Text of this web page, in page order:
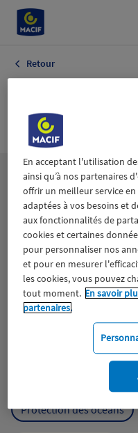
Retour
Ski
Canoë Kayak
Les
Aidants
Engagement
Expérience clients
Mutualisme
Protection de
Protection des océans
En acceptant l'utilisation
ainsi qu’à nos partenaires
offrir un meilleur service
adaptées à vos besoins et
aux fonctionnalités de
cookies et certaines
pour personnaliser nos
et pour en mesurer
les cookies, vous pouvez
tout moment. En savoir
partenaires.